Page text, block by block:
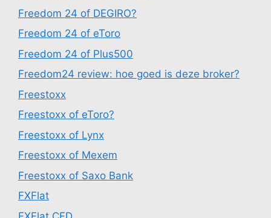
Freedom 24 of DEGIRO?
Freedom 24 of eToro
Freedom 24 of Plus500
Freedom24 review: hoe goed is deze broker?
Freestoxx
Freestoxx of eToro?
Freestoxx of Lynx
Freestoxx of Mexem
Freestoxx of Saxo Bank
FXFlat